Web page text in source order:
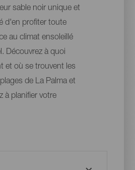
sable noir unique et
d'en profiter toute
au climat ensoleillé
Découvrez à quoi
et où se trouvent les
de La Palma et
à planifier votre